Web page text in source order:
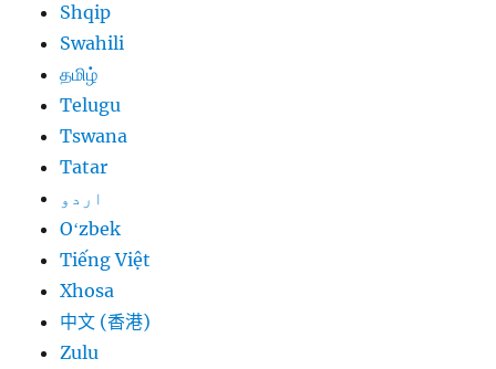
Shqip
Swahili
தமிழ்
Telugu
Tswana
Tatar
اردو
Oʻzbek
Tiếng Việt
Xhosa
中文 (香港)
Zulu